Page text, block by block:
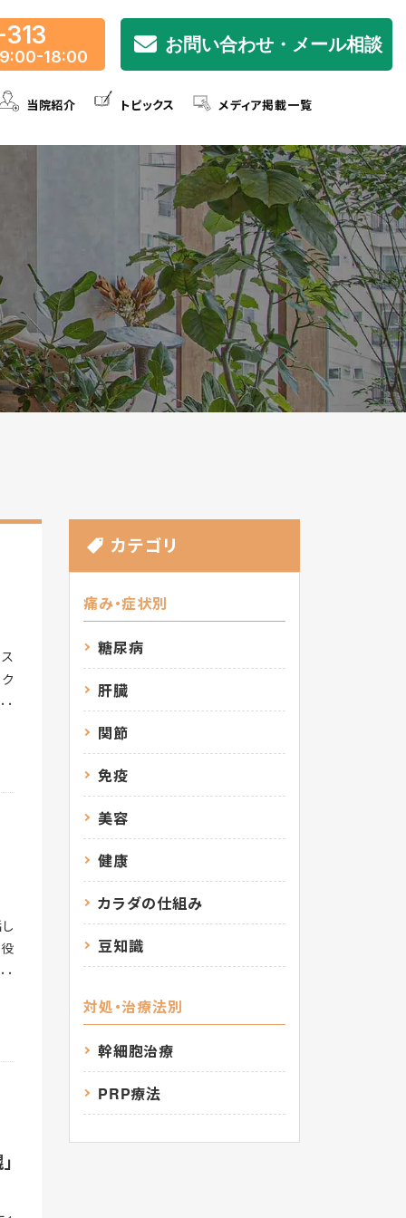
9:00-18:00
お問い合わせ・メール相談
当院紹介 トピックス メディア掲載一覧
カテゴリ
痛み・症状別
糖尿病
肝臓
関節
免疫
美容
健康
カラダの仕組み
豆知識
対処・治療法別
幹細胞治療
PRP療法